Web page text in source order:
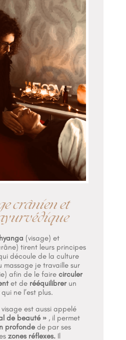
crânien et
(visage) et
tirent leurs principes
découle de la culture
massage je travaille sur
afin de le faire circuler
et de rééquilibrer un
ne l’est plus.
est aussi appelé
de beauté » , il permet
profonde de par ses
zones réflexes. Il